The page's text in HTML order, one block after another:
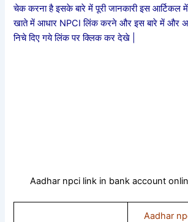
चेक करना है इसके बारे में पूरी जानकारी इस आर्टिकल
खाते में आधार NPCI लिंक करने और इस बारे में और
निचे दिए गये लिंक पर क्लिक कर देखे |
Aadhar npci link in bank account
Aadhar